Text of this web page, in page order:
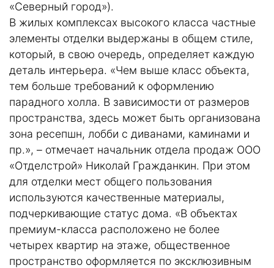
«Северный город»).
В жилых комплексах высокого класса частные
элементы отделки выдержаны в общем стиле,
который, в свою очередь, определяет каждую
деталь интерьера. «Чем выше класс объекта,
тем больше требований к оформлению
парадного холла. В зависимости от размеров
пространства, здесь может быть организована
зона ресепшн, лобби с диванами, каминами и
пр.», – отмечает начальник отдела продаж ООО
«Отделстрой» Николай Гражданкин. При этом
для отделки мест общего пользования
используются качественные материалы,
подчеркивающие статус дома. «В объектах
премиум-класса расположено не более
четырех квартир на этаже, общественное
пространство оформляется по эксклюзивным